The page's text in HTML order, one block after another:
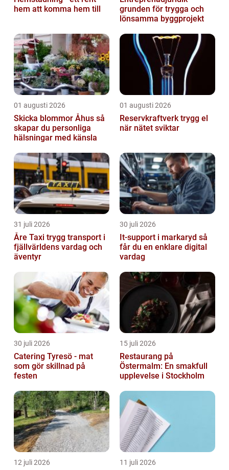
hem att komma hem till
grunden för trygga och
lönsamma byggprojekt
01 augusti 2026
Skicka blommor Åhus så
skapar du personliga
hälsningar med känsla
01 augusti 2026
Reservkraftverk trygg el
när nätet sviktar
31 juli 2026
Åre Taxi trygg transport i
fjällvärldens vardag och
äventyr
30 juli 2026
It-support i markaryd så
får du en enklare digital
vardag
30 juli 2026
Catering Tyresö - mat
som gör skillnad på
festen
15 juli 2026
Restaurang på
Östermalm: En smakfull
upplevelse i Stockholm
12 juli 2026 11 juli 2026